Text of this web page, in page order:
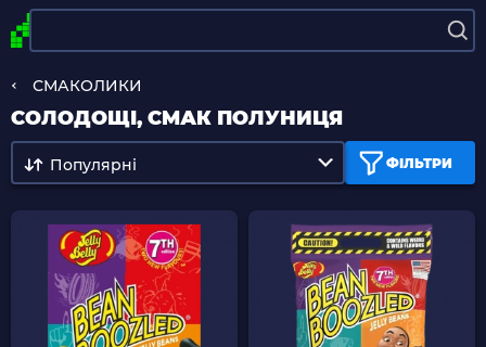
СМАКОЛИКИ
СОЛОДОЩІ, СМАК ПОЛУНИЦЯ
ФІЛЬТРИ
Популярні